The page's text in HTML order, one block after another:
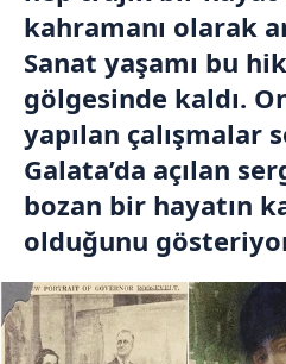
kahramanı olarak
Sanat yaşamı bu
gölgesinde kaldı.
yapılan çalışmalar
Galata’da açılan
bozan bir hayatın
olduğunu